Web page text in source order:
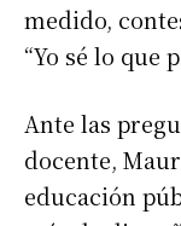
medido,
“Yo sé lo que
Ante las
docente,
educación